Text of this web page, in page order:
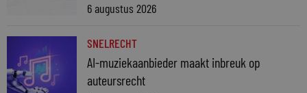
6 augustus 2026
SNELRECHT
AI-muziekaanbieder maakt inbreuk op
auteursrecht